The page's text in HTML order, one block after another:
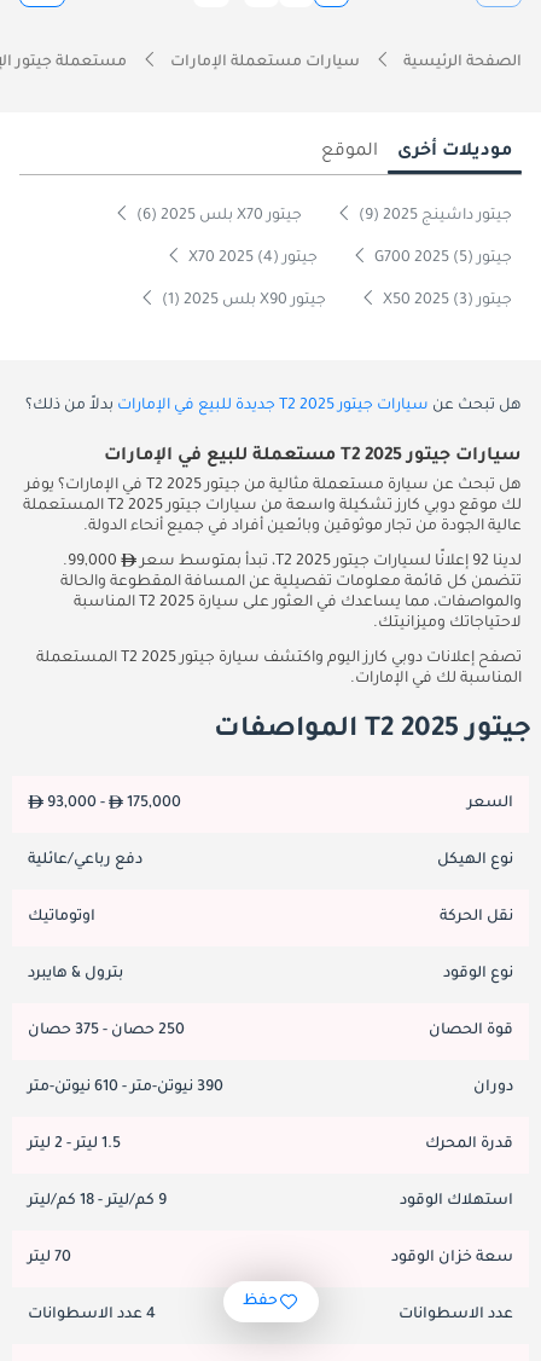
الصفحة الرئيسية سيارات مستعملة الإمارات مستعملة جيتور
موديلات أخرى الموقع
جيتور داشينج 2025 (9) جيتور X70 بلس 2025 (6)
جيتور G700 2025 (5) جيتور X70 2025 (4)
جيتور X50 2025 (3) جيتور X90 بلس 2025 (1)
هل تبحث عن سيارات جيتور T2 2025 جديدة للبيع في الإمارات بدلاً من ذلك؟
سيارات جيتور T2 2025 مستعملة للبيع في الإمارات
هل تبحث عن سيارة مستعملة مثالية من جيتور T2 2025 في الإمارات؟ يوفر
لك موقع دوبي كارز تشكيلة واسعة من سيارات جيتور T2 2025 المستعملة
عالية الجودة من تجار موثوقين وبائعين أفراد في جميع أنحاء الدولة.
لدينا 92 إعلانًا لسيارات جيتور T2 2025، تبدأ بمتوسط سعر
99,000.
تتضمن كل قائمة معلومات تفصيلية عن المسافة المقطوعة والحالة
والمواصفات، مما يساعدك في العثور على سيارة T2 2025 المناسبة
لاحتياجاتك وميزانيتك.
تصفح إعلانات دوبي كارز اليوم واكتشف سيارة جيتور T2 2025 المستعملة
المناسبة لك في الإمارات.
جيتور T2 2025 المواصفات
السعر 93,000 - 175,000
نوع الهيكل دفع رباعي/عائلية
نقل الحركة اوتوماتيك
نوع الوقود بترول & هايبرد
قوة الحصان 250 حصان - 375 حصان
دوران 390 نيوتن-متر - 610 نيوتن-متر
قدرة المحرك 1.5 ليتر - 2 ليتر
استهلاك الوقود 9 كم/ليتر - 18 كم/ليتر
سعة خزان الوقود 70 ليتر
عدد الاسطوانات 4 عدد الاسطوانات
حفظ